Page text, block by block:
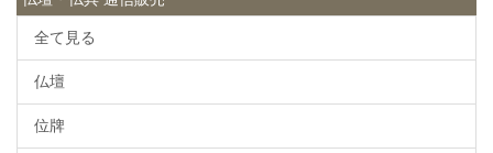
全て見る
仏壇
位牌